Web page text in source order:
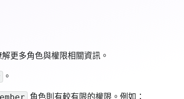
更多角色與權限相關資訊。
。
角色則有較有限的權限。例如：